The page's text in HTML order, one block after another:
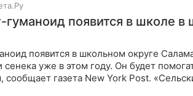
появится в школе в
появится в школьном округе
уже в этом году. Он будет
сообщает газета New York Post.